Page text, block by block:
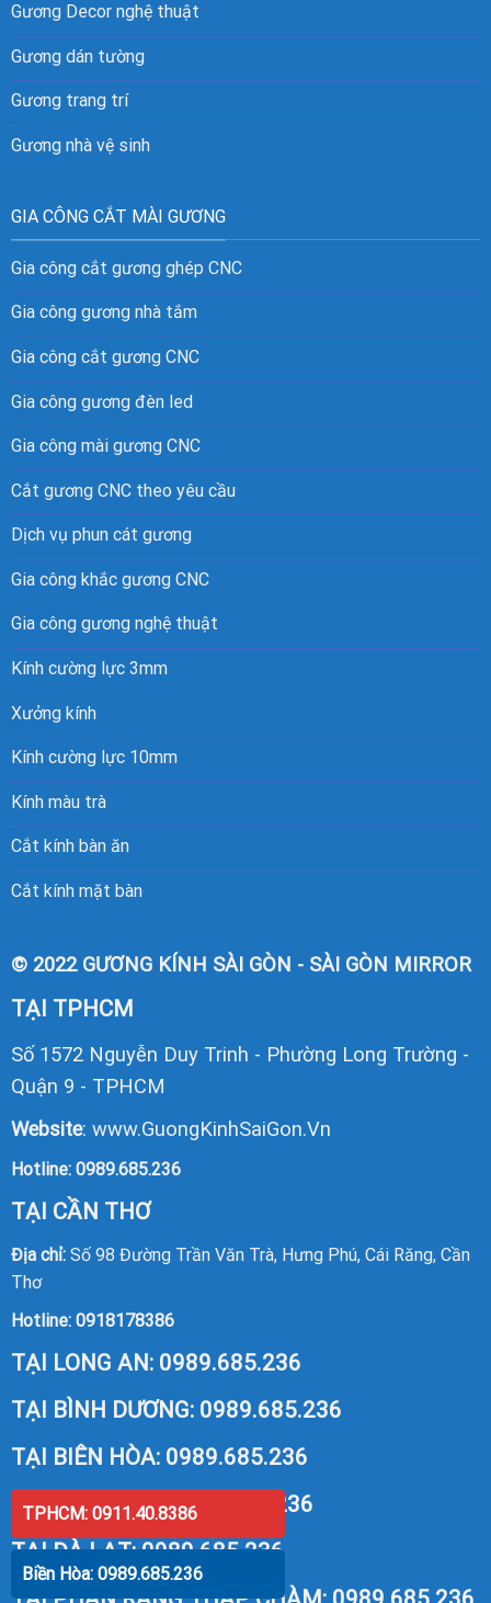
Gương Decor nghệ thuật
Gương dán tường
Gương trang trí
Gương nhà vệ sinh
GIA CÔNG CẮT MÀI GƯƠNG
Gia công cắt gương ghép CNC
Gia công gương nhà tắm
Gia công cắt gương CNC
Gia công gương đèn led
Gia công mài gương CNC
Cắt gương CNC theo yêu cầu
Dịch vụ phun cát gương
Gia công khắc gương CNC
Gia công gương nghệ thuật
Kính cường lực 3mm
Xưởng kính
Kính cường lực 10mm
Kính màu trà
Cắt kính bàn ăn
Cắt kính mặt bàn
© 2022 GƯƠNG KÍNH SÀI GÒN - SÀI GÒN MIRROR
TẠI TPHCM
Số 1572 Nguyễn Duy Trinh - Phường Long Trường -
Quận 9 - TPHCM
Website: www.GuongKinhSaiGon.Vn
Hotline: 0989.685.236
TẠI CẦN THƠ
Địa chỉ:Số 98 Đường Trần Văn Trà, Hưng Phú, Cái Răng, Cần
Thơ
Hotline: 0918178386
TẠI LONG AN: 0989.685.236
TẠI BÌNH DƯƠNG: 0989.685.236
TẠI BIÊN HÒA: 0989.685.236
TẠI VŨNG TÀU:0989.685.236
TẠI ĐÀ LẠT:0989.685.236
TPHCM: 0911.40.8386
Biền Hòa: 0989.685.236